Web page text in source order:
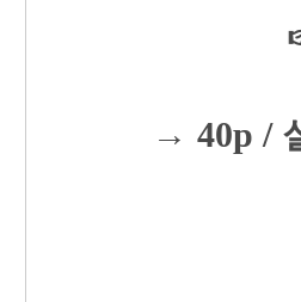
→ 40p /